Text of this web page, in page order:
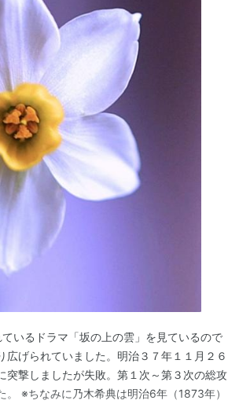
いるドラマ「坂の上の雲」を見ているので
げられていました。明治３７年１１月２６
突撃しましたが失敗。第１次～第３次の総攻
※ちなみに乃木希典は明治6年（1873年）